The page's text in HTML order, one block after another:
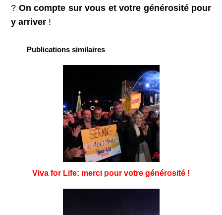
? On compte sur vous et votre générosité pour
y arriver !
Publications similaires
Viva for Life: merci pour votre générosité !